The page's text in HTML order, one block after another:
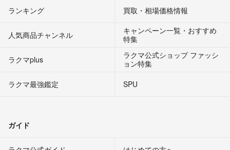
ランキング 買取・相場価格情報
人気商品チャンネル
キャンペーン一覧・おすすめ
特集
ラクマplus
ラクマ公式ショップ ファッシ
ョン特集
ラクマ最強鑑定
SPU
ガイド